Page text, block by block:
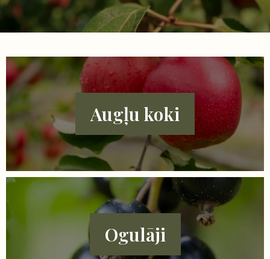
Augļu koki
Ogulāji